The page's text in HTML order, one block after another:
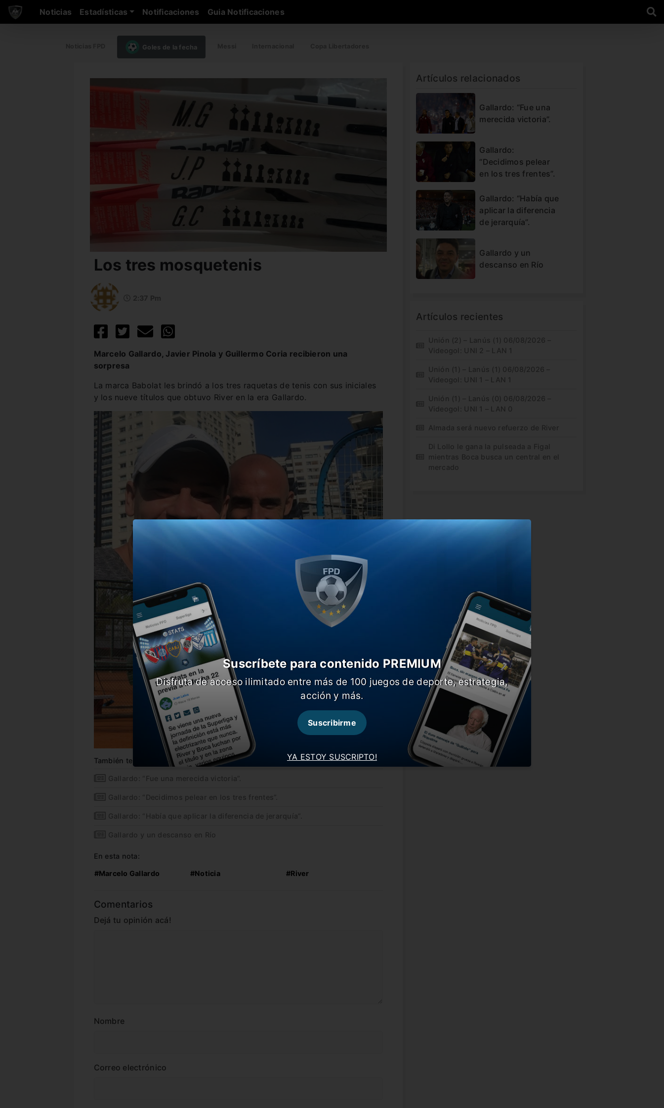
Noticias Estadísticas Notificaciones Guia Notificaciones
Goles de la fecha
Los tres mosquetenis
Marcelo Gallardo, Javier Pinola y Guillermo Coria recibieron una
sorpresa
La marca Babolat les brindó a los tres raquetas de tenis con sus iniciales
y los nueve títulos que obtuvo River en la era Gallardo.
También te puede interesar
Gallardo: “Fue una merecida victoria”.
Gallardo: “Decidimos pelear en los tres frentes”.
Gallardo: “Había que aplicar la diferencia de jerarquía”.
Gallardo y un descanso en Río
En esta nota:
#Marcelo Gallardo #Noticia #River
Comentarios
Dejá tu opinión acá!
Nombre
Correo electrónico
Artículos relacionados
Gallardo: “Fue una
merecida victoria”.
Gallardo:
“Decidimos pelear
en los tres frentes”.
Gallardo: “Había que
aplicar la diferencia
de jerarquía”.
Gallardo y un
descanso en Río
Artículos recientes
Unión (2) – Lanús (1) 06/08/2026 –
Videogol: UNI 2 – LAN 1
Unión (1) – Lanús (1) 06/08/2026 –
Videogol: UNI 1 – LAN 1
Unión (1) – Lanús (0) 06/08/2026 –
Videogol: UNI 1 – LAN 0
Almada será nuevo refuerzo de River
Di Lollo le gana la pulseada a Figal
mientras Boca busca un central en el
mercado
YA ESTOY SUSCRIPTO!
Suscríbete para contenido PREMIUM
Disfruta de acceso ilimitado entre más de 100 juegos de deporte, estrategia,
acción y más.
Suscribirme